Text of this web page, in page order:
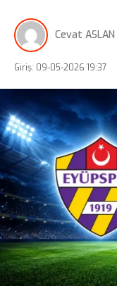
Cevat ASLAN
Giriş: 09-05-2026 19:37